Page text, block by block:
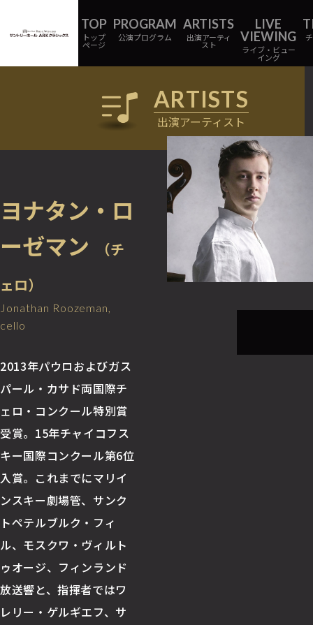
トップ
ページ
公演プログラム 出演アーティ
スト ライブ・ビュー
イング
出演アーティスト
ヨナタン・ロ
ーゼマン
（チ
ェロ）
Jonathan Roozeman,
cello
2013年パウロおよびガス
パール・カサド両国際チ
ェロ・コンクール特別賞
受賞。15年チャイコフス
キー国際コンクール第6位
入賞。これまでにマリイ
ンスキー劇場管、サンク
トペテルブルク・フィ
ル、モスクワ・ヴィルト
ゥオージ、フィンランド
放送響と、指揮者ではワ
レリー・ゲルギエフ、サ